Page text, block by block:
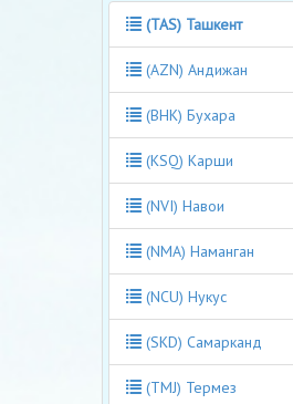
(TAS) Ташкент
(AZN) Андижан
(BHK) Бухара
(KSQ) Карши
(NVI) Навои
(NMA) Наманган
(NCU) Нукус
(SKD) Самарканд
(TMJ) Термез